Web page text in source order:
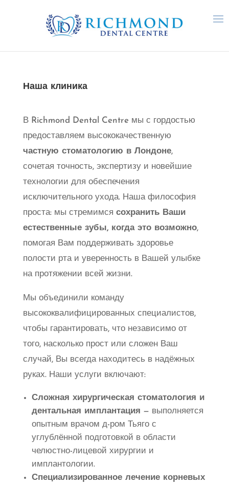
Наша клиника
В Richmond Dental Centre мы с гордостью
предоставляем высококачественную
частную стоматологию в Лондоне,
сочетая точность, экспертизу и новейшие
технологии для обеспечения
исключительного ухода. Наша философия
проста: мы стремимся сохранить Ваши
естественные зубы, когда это возможно,
помогая Вам поддерживать здоровье
полости рта и уверенность в Вашей улыбке
на протяжении всей жизни.
Мы объединили команду
высококвалифицированных специалистов,
чтобы гарантировать, что независимо от
того, насколько прост или сложен Ваш
случай, Вы всегда находитесь в надёжных
руках. Наши услуги включают:
Сложная хирургическая стоматология и
дентальная имплантация — выполняется
опытным врачом д-ром Тьяго с
углублённой подготовкой в области
челюстно-лицевой хирургии и
имплантологии.
Специализированное лечение корневых